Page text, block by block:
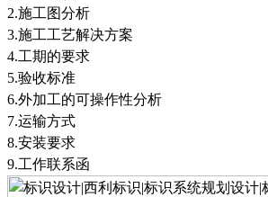
2.施工图分析
3.施工工艺解决方案
4.工期的要求
5.验收标准
6.外加工的可操作性分析
7.运输方式
8.安装要求
9.工作联系函